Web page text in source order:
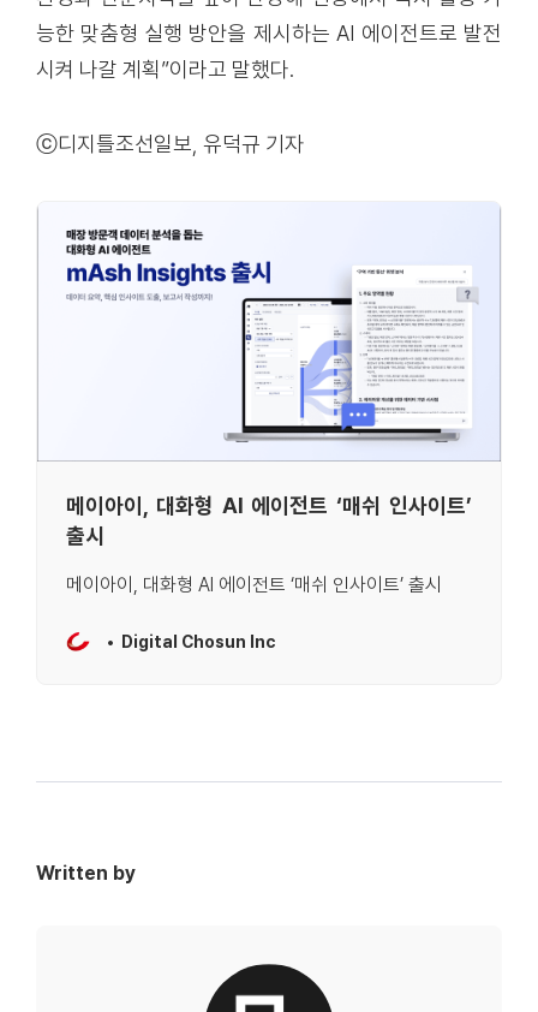
능한 맞춤형 실행 방안을 제시하는 AI 에이전트로 발전
시켜 나갈 계획”이라고 말했다.
ⓒ디지틀조선일보, 유덕규 기자
메이아이, 대화형 AI 에이전트 ‘매쉬 인사이트’
출시
메이아이, 대화형 AI 에이전트 ‘매쉬 인사이트’ 출시
Digital Chosun Inc
Written by